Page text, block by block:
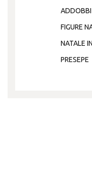
ADDOBBI
FIGURE
NATALE
PRESEPE